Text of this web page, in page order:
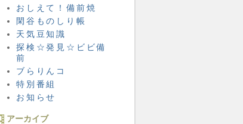
おしえて！備前焼
閑谷ものしり帳
天気豆知識
探検☆発見☆ビビ備
前
ブらりんコ
特別番組
お知らせ
アーカイブ